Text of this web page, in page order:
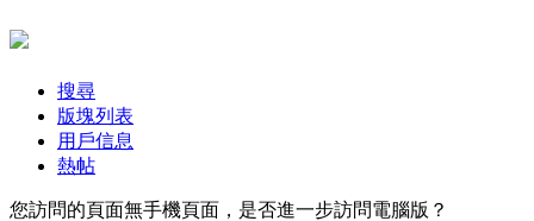
搜尋
版塊列表
用戶信息
熱帖
您訪問的頁面無手機頁面，是否進一步訪問電腦版？